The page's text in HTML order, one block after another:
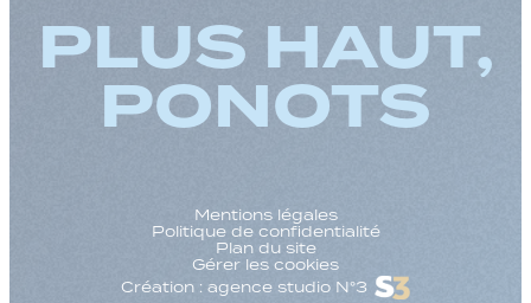
PLUS HAUT,
PONOTS
Mentions légales
Politique de confidentialité
Plan du site
Gérer les cookies
Création : agence studio N°3